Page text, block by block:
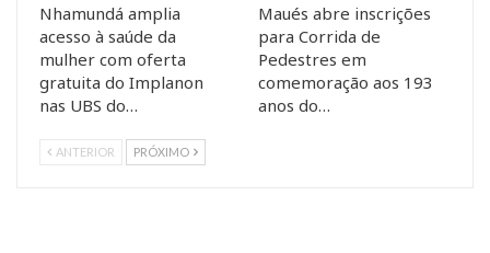
Nhamundá amplia
acesso à saúde da
mulher com oferta
gratuita do Implanon
nas UBS do…
Maués abre inscrições
para Corrida de
Pedestres em
comemoração aos 193
anos do…
ANTERIOR PRÓXIMO